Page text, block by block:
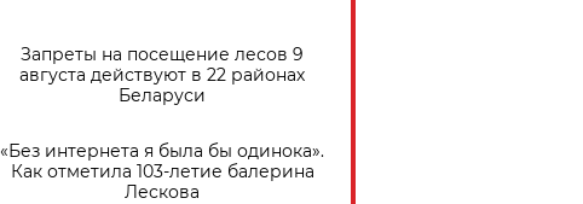
Запреты на посещение лесов 9
августа действуют в 22 районах
Беларуси
«Без интернета я была бы одинока».
Как отметила 103-летие балерина
Лескова